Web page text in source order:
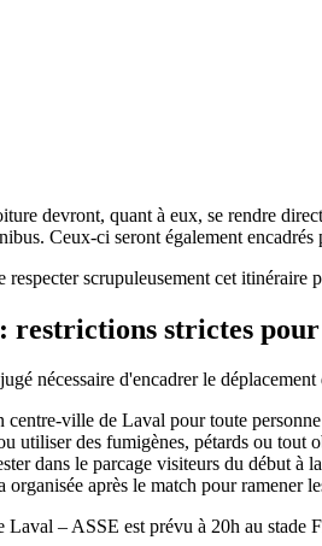
devront, quant à eux, se rendre
Ceux-ci seront également encadrés
respecter scrupuleusement cet
strictes pour
nécessaire d'encadrer le
ville de Laval pour toute
utiliser des fumigènes, pétards ou
dans le parcage visiteurs du début à
organisée après le match pour ramener
– ASSE est prévu à 20h au stade